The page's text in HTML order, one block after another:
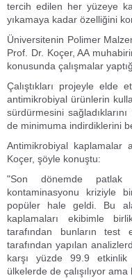
tercih edilen her yüzeye
yıkamaya kadar özelliğini
Üniversitenin Polimer
Prof. Dr. Koçer, AA
konusunda çalışmalar
Çalıştıkları projeyle elde
antimikrobiyal ürünlerin
sürdürmesini
de minimuma indirdiklerini
Antimikrobiyal kaplamalar
Koçer, şöyle konuştu:
"Son dönemde patlak
kontaminasyonu kriziyle
popüler hale geldi. Bu
kaplamaları ekibimle
tarafından bunların test
tarafından yapılan
karşı yüzde 99.9 etkinlik
ülkelerde de çalışılıyor